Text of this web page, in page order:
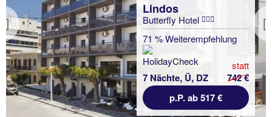
Previous
Lindos
Butterfly Hotel
71 % Weiterempfehlung
7 Nächte, Ü, DZ
statt
742 €
p.P. ab 517 €